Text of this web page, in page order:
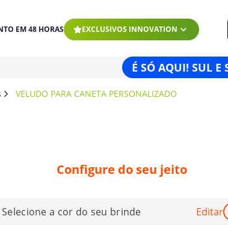
EM 48 HORAS EXCLUSIVOS INNOVATION
É SÓ AQUI! SUL E
VELUDO PARA CANETA PERSONALIZADO
Configure do seu jeito
Selecione a cor do seu brinde Editar